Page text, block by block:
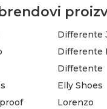
Differente
Differente
Diffetente
Elly Shoes
Lorenzo